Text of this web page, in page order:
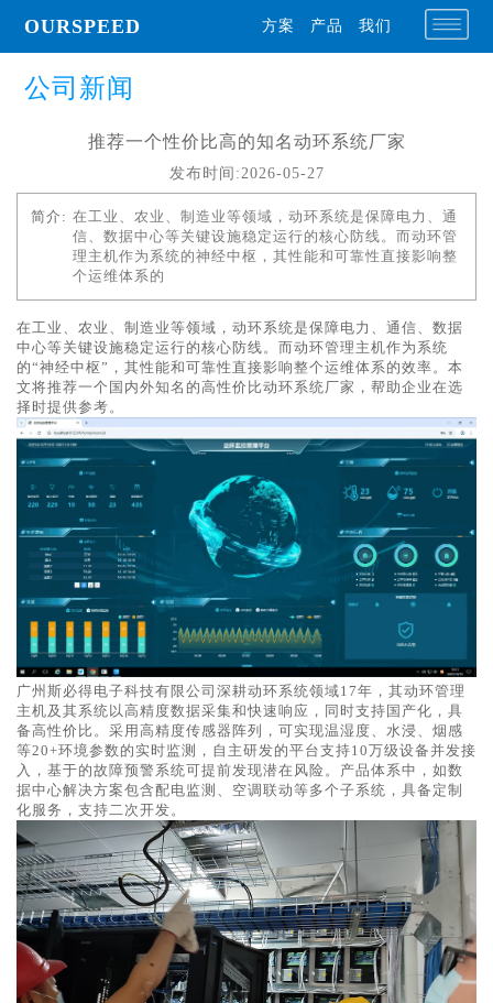
OURSPEED 方案 产品 我们
公司新闻
推荐一个性价比高的知名动环系统厂家
发布时间:2026-05-27
简介: 在工业、农业、制造业等领域，动环系统是保障电力、通
信、数据中心等关键设施稳定运行的核心防线。而动环管
理主机作为系统的神经中枢，其性能和可靠性直接影响整
个运维体系的
在工业、农业、制造业等领域，动环系统是保障电力、通信、数据
中心等关键设施稳定运行的核心防线。而动环管理主机作为系统
的“神经中枢”，其性能和可靠性直接影响整个运维体系的效率。本
文将推荐一个国内外知名的高性价比动环系统厂家，帮助企业在选
择时提供参考。
广州斯必得电子科技有限公司深耕动环系统领域17年，其动环管理
主机及其系统以高精度数据采集和快速响应，同时支持国产化，具
备高性价比。采用高精度传感器阵列，可实现温湿度、水浸、烟感
等20+环境参数的实时监测，自主研发的平台支持10万级设备并发接
入，基于的故障预警系统可提前发现潜在风险。产品体系中，如数
据中心解决方案包含配电监测、空调联动等多个子系统，具备定制
化服务，支持二次开发。